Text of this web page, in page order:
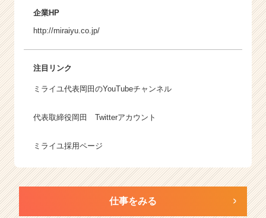
企業HP
http://miraiyu.co.jp/
注目リンク
ミライユ代表岡田のYouTubeチャンネル
代表取締役岡田 Twitterアカウント
ミライユ採用ページ
仕事をみる